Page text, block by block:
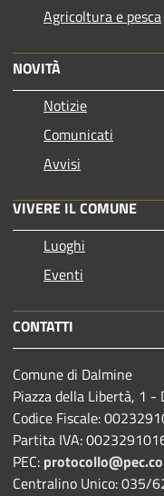
Agricoltura e pesca
NOVITÀ
Notizie
Comunicati
Avvisi
VIVERE IL COMUNE
Luoghi
Eventi
CONTATTI
Comune di Dalmine
Piazza della Libertà, 1 -
Codice Fiscale:
Partita IVA:
PEC:
Centralino Unico: 035/